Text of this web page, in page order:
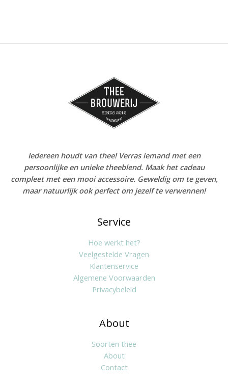
Iedereen houdt van thee! Verras iemand met een
persoonlijke en unieke theeblend. Maak het cadeau
compleet met een mooi accessoire. Geweldig om te geven,
maar natuurlijk ook perfect om jezelf te verwennen!
Service
Hoe werkt het?
Veelgestelde Vragen
Klantenservice
Algemene Voorwaarden
Privacybeleid
About
Soorten thee
About
Contact